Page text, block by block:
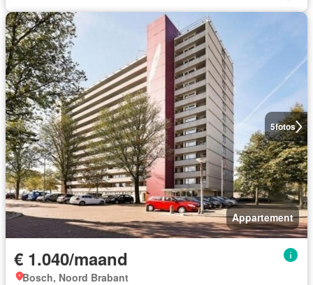
5fotos
Appartement
€ 1.040/maand
Bosch, Noord Brabant